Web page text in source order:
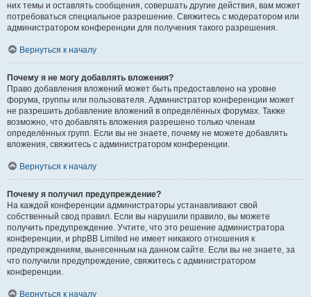
них темы и оставлять сообщения, совершать другие действия, вам может
потребоваться специальное разрешение. Свяжитесь с модератором или
администратором конференции для получения такого разрешения.
Вернуться к началу
Почему я не могу добавлять вложения?
Право добавления вложений может быть предоставлено на уровне
форума, группы или пользователя. Администратор конференции может
не разрешить добавление вложений в определённых форумах. Также
возможно, что добавлять вложения разрешено только членам
определённых групп. Если вы не знаете, почему не можете добавлять
вложения, свяжитесь с администратором конференции.
Вернуться к началу
Почему я получил предупреждение?
На каждой конференции администраторы устанавливают свой
собственный свод правил. Если вы нарушили правило, вы можете
получить предупреждение. Учтите, что это решение администратора
конференции, и phpBB Limited не имеет никакого отношения к
предупреждениям, вынесенным на данном сайте. Если вы не знаете, за
что получили предупреждение, свяжитесь с администратором
конференции.
Вернуться к началу